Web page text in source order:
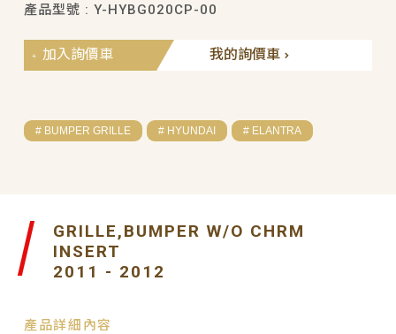
產品型號 : Y-HYBG020CP-00
我的詢價車
加入詢價車
# BUMPER GRILLE # HYUNDAI # ELANTRA
GRILLE,BUMPER W/O CHRM
INSERT
2011 - 2012
產品詳細內容